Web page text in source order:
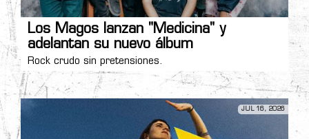
Los Magos lanzan "Medicina" y
adelantan su nuevo álbum
Rock crudo sin pretensiones.
JUL 16, 2026